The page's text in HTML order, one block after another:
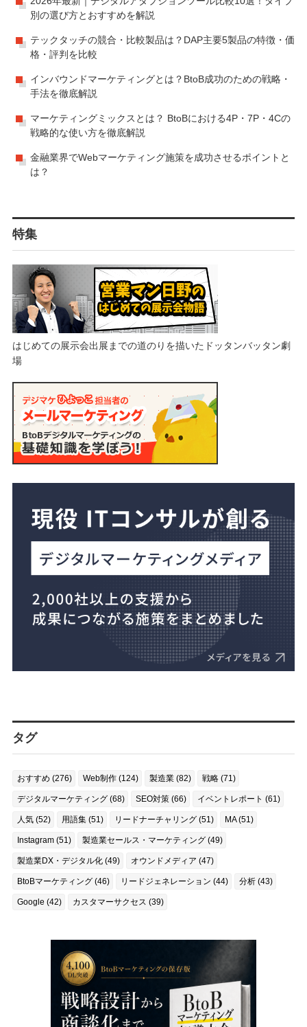
別の選び方とおすすめを解説
テックタッチの競合・比較製品は？DAP主要5製品の特徴・価
格・評判を比較
インバウンドマーケティングとは？BtoB成功のための戦略・
手法を徹底解説
マーケティングミックスとは？ BtoBにおける4P・7P・4Cの
戦略的な使い方を徹底解説
金融業界でWebマーケティング施策を成功させるポイントと
は？
特集
はじめての展示会出展までの道のりを描いたドッタンバッタン劇
場
タグ
おすすめ (276) Web制作 (124) 製造業 (82) 戦略 (71)
デジタルマーケティング (68) SEO対策 (66) イベントレポート (61)
人気 (52) 用語集 (51) リードナーチャリング (51) MA (51)
Instagram (51) 製造業セールス・マーケティング (49)
製造業DX・デジタル化 (49) オウンドメディア (47)
BtoBマーケティング (46) リードジェネレーション (44) 分析 (43)
Google (42) カスタマーサクセス (39)